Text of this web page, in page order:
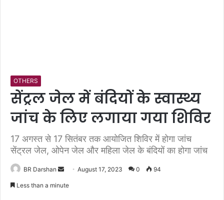
OTHERS
सेंट्रल जेल में बंदियों के स्वास्थ्य
जांच के लिए लगाया गया शिविर
17 अगस्त से 17 सितंबर तक आयोजित शिविर में होगा जांच
सेंट्रल जेल, ओपेन जेल और महिला जेल के बंदियों का होगा जांच
BR Darshan August 17, 2023 0 94
Less than a minute